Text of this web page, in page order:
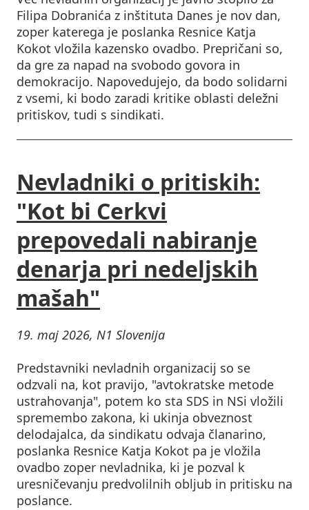
Filipa Dobranića z inštituta Danes je nov dan,
zoper katerega je poslanka Resnice Katja
Kokot vložila kazensko ovadbo. Prepričani so,
da gre za napad na svobodo govora in
demokracijo. Napovedujejo, da bodo solidarni
z vsemi, ki bodo zaradi kritike oblasti deležni
pritiskov, tudi s sindikati.
Nevladniki o pritiskih:
"Kot bi Cerkvi
prepovedali nabiranje
denarja pri nedeljskih
mašah"
19. maj 2026, N1 Slovenija
Predstavniki nevladnih organizacij so se
odzvali na, kot pravijo, "avtokratske metode
ustrahovanja", potem ko sta SDS in NSi vložili
spremembo zakona, ki ukinja obveznost
delodajalca, da sindikatu odvaja članarino,
poslanka Resnice Katja Kokot pa je vložila
ovadbo zoper nevladnika, ki je pozval k
uresničevanju predvolilnih obljub in pritisku na
poslance.